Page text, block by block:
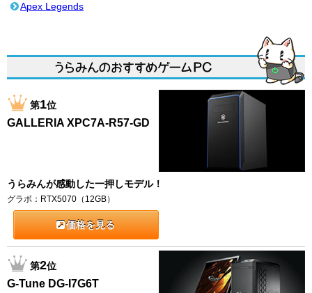
Apex Legends
第1位
GALLERIA XPC7A-R57-GD
うらみんが感動した一押しモデル！
グラボ：RTX5070（12GB）
価格を見る
第2位
G-Tune DG-I7G6T